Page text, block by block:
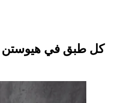
كل طبق في هيوستن